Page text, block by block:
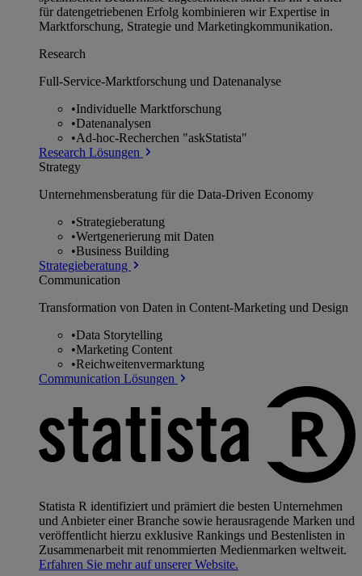
für datengetriebenen Erfolg kombinieren wir Expertise in
Marktforschung, Strategie und Marketingkommunikation.
Research
Full-Service-Marktforschung und Datenanalyse
•Individuelle Marktforschung
•Datenanalysen
•Ad-hoc-Recherchen "askStatista"
Research Lösungen
Strategy
Unternehmens­beratung für die Data-Driven Economy
•Strategieberatung
•Wertgenerierung mit Daten
•Business Building
Strategieberatung
Communication
Transformation von Daten in Content-Marketing und Design
•Data Storytelling
•Marketing Content
•Reichweitenvermarktung
Communication Lösungen
Statista R identifiziert und prämiert die besten Unternehmen
und Anbieter einer Branche sowie herausragende Marken und
veröffentlicht hierzu exklusive Rankings und Bestenlisten in
Zusammenarbeit mit renommierten Medienmarken weltweit.
Erfahren Sie mehr auf unserer Website.